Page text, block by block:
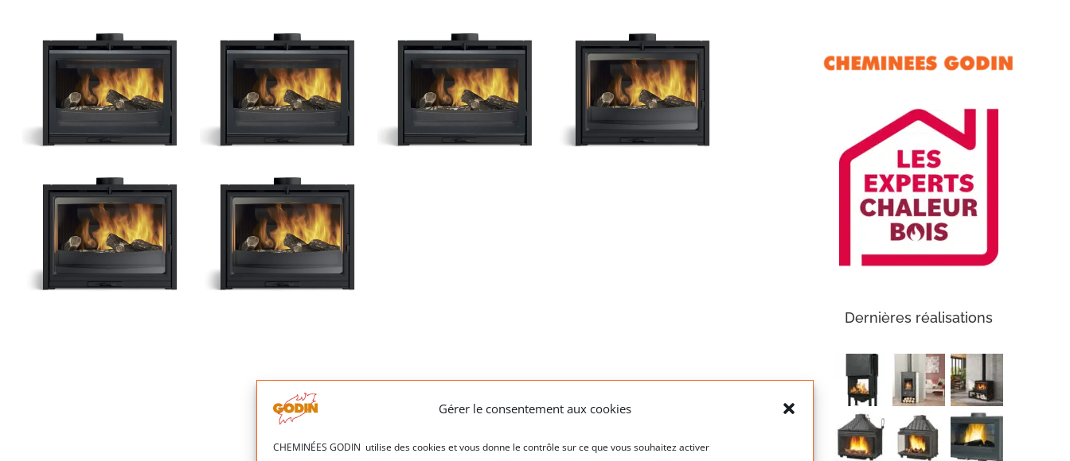
Gérer le consentement aux cookies
CHEMINÉES GODIN utilise des cookies et vous donne le contrôle sur ce que vous souhaitez activer
Insert MODANE 65-
Insert MODANE 75-
Insert MODANE 85-
F
Dernières réalisations